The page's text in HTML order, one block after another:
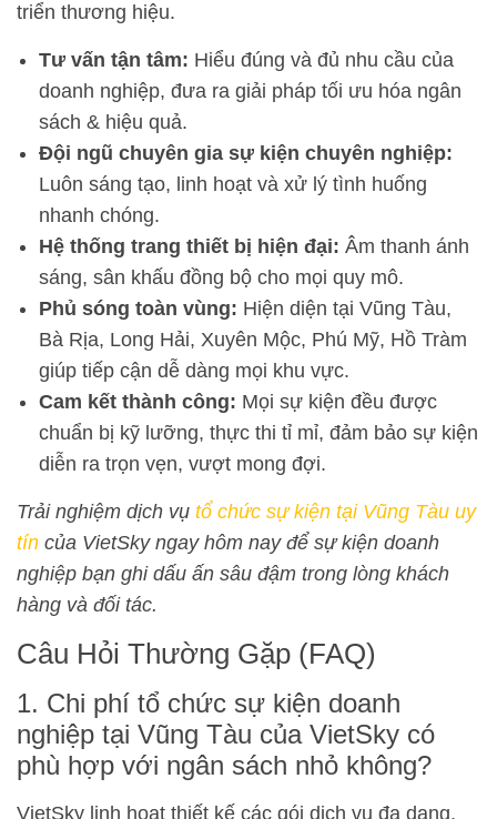
triển thương hiệu.
Tư vấn tận tâm: Hiểu đúng và đủ nhu cầu của
doanh nghiệp, đưa ra giải pháp tối ưu hóa ngân
sách & hiệu quả.
Đội ngũ chuyên gia sự kiện chuyên nghiệp:
Luôn sáng tạo, linh hoạt và xử lý tình huống
nhanh chóng.
Hệ thống trang thiết bị hiện đại: Âm thanh ánh
sáng, sân khấu đồng bộ cho mọi quy mô.
Phủ sóng toàn vùng: Hiện diện tại Vũng Tàu,
Bà Rịa, Long Hải, Xuyên Mộc, Phú Mỹ, Hồ Tràm
giúp tiếp cận dễ dàng mọi khu vực.
Cam kết thành công: Mọi sự kiện đều được
chuẩn bị kỹ lưỡng, thực thi tỉ mỉ, đảm bảo sự kiện
diễn ra trọn vẹn, vượt mong đợi.
Trải nghiệm dịch vụ tổ chức sự kiện tại Vũng Tàu uy
tín của VietSky ngay hôm nay để sự kiện doanh
nghiệp bạn ghi dấu ấn sâu đậm trong lòng khách
hàng và đối tác.
Câu Hỏi Thường Gặp (FAQ)
1. Chi phí tổ chức sự kiện doanh
nghiệp tại Vũng Tàu của VietSky có
phù hợp với ngân sách nhỏ không?
VietSky linh hoạt thiết kế các gói dịch vụ đa dạng,